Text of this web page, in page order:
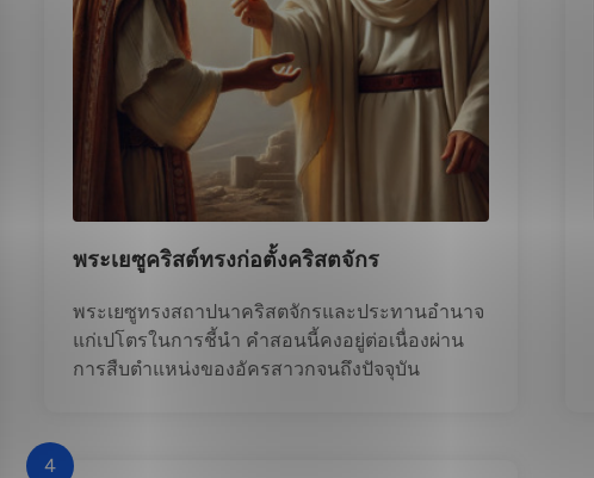
พระเยซูคริสต์ทรงก่อตั้งคริสตจักร
พระเยซูทรงสถาปนาคริสตจักรและประทานอำนาจ
แก่เปโตรในการชี้นำ คำสอนนี้คงอยู่ต่อเนื่องผ่าน
การสืบตำแหน่งของอัครสาวกจนถึงปัจจุบัน
4